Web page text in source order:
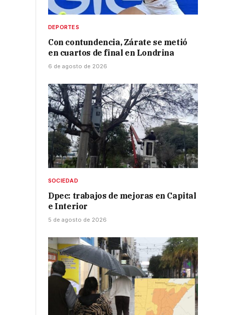
DEPORTES
Con contundencia, Zárate se metió
en cuartos de final en Londrina
6 de agosto de 2026
SOCIEDAD
Dpec: trabajos de mejoras en Capital
e Interior
5 de agosto de 2026